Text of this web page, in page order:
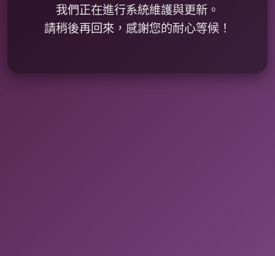
我們正在進行系統維護與更新。
請稍後再回來，感謝您的耐心等候！